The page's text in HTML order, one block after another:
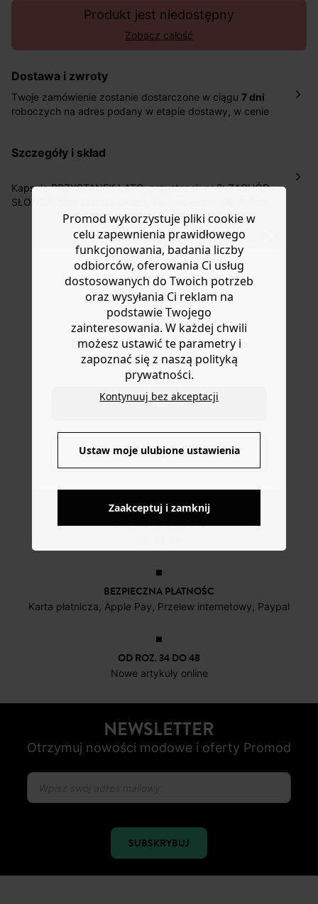
Do you want to be redirected to
www.promod.com ?
YES
NO
Produkt jest niedostępny
Zobacz całość
Dostawa i zwroty
Twoje zamówienie zostanie dostarczone w ciągu 7 dni
roboczych na adres podany w etapie dostawy, w cenie
pośrednictwem DHL Express.
roboczych do wybranego przez Ciebie paczkomatu , a
koszt przesyłki wynosi 9,40 zł.
30 dni od daty otrzymania produktów na ich zwrot
szczegóły i skład
Kapsuła PRZYSTANEK LATO, przystanek nr 2: ZACHÓD
SŁOŃCA! Skorzystaj z okazji, aby nacieszyć się słońcem
dzięki tej mini kolekcji w bardzo limitowanej edycji,
dostępnej do końca sierpnia. Prosty krój. Napis z przodu,
gładki tył. Okrągły dekolt. Bardzo krótkie rękawy z
podwiniętymi mankietami. Prosta dół. Zawiera bawełnę
pochodzącą z upraw ekologicznych.
DOSTAWA DO PACZKOMATÓW
DARMOWE ZWROTY
BEZPIECZNA PŁATNOŚC
Karta płatnicza, Apple Pay, Przelew internetowy, Paypal
OD ROZ. 34 DO 48
Nowe artykuły online
NEWSLETTER
Otrzymuj nowości modowe i oferty Promod
SUBSKRYBUJ
Promod wykorzystuje pliki cookie w
celu zapewnienia prawidłowego
funkcjonowania, badania liczby
odbiorców, oferowania Ci usług
dostosowanych do Twoich potrzeb
oraz wysyłania Ci reklam na
podstawie Twojego
zainteresowania. W każdej chwili
możesz ustawić te parametry i
zapoznać się z naszą polityką
prywatności.
Kontynuuj bez akceptacji
Ustaw moje ulubione ustawienia
Zaakceptuj i zamknij